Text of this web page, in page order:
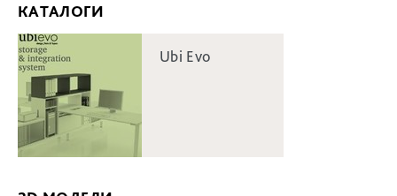
КАТАЛОГИ
Ubi Evo